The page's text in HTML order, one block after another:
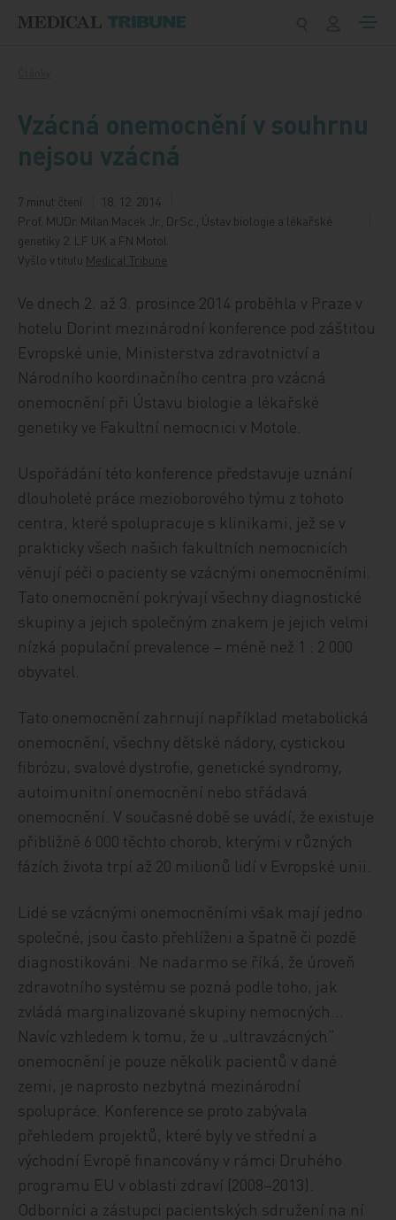
Vzácná onemocnění v souhrnu
nejsou vzácná
7 minut čtení
18. 12. 2014
Prof. MUDr. Milan Macek Jr., DrSc., Ústav biologie a lékařské
genetiky 2. LF UK a FN Motol
Vyšlo v titulu Medical Tribune
Ve dnech 2. až 3. prosince 2014 proběhla v Praze v
hotelu Dorint mezinárodní konference pod záštitou
Evropské unie, Ministerstva zdravotnictví a
Národního koordinačního centra pro vzácná
onemocnění při Ústavu biologie a lékařské
genetiky ve Fakultní nemocnici v Motole.
Uspořádání této konference představuje uznání
dlouholeté práce mezioborového týmu z tohoto
centra, které spolupracuje s klinikami, jež se v
prakticky všech našich fakultních nemocnicích
věnují péči o pacienty se vzácnými onemocněními.
Tato onemocnění pokrývají všechny diagnostické
skupiny a jejich společným znakem je jejich velmi
nízká populační prevalence – méně než 1 : 2 000
obyvatel.
Tato onemocnění zahrnují například metabolická
onemocnění, všechny dětské nádory, cystickou
fibrózu, svalové dystrofie, genetické syndromy,
autoimunitní onemocnění nebo střádavá
onemocnění. V současné době se uvádí, že existuje
přibližně 6 000 těchto chorob, kterými v různých
fázích života trpí až 20 milionů lidí v Evropské unii.
Lidé se vzácnými onemocněními však mají jedno
společné, jsou často přehlíženi a špatně či pozdě
diagnostikováni. Ne nadarmo se říká, že úroveň
zdravotního systému se pozná podle toho, jak
zvládá marginalizované skupiny nemocných…
Navíc vzhledem k tomu, že u „ultravzácných“
onemocnění je pouze několik pacientů v dané
zemi, je naprosto nezbytná mezinárodní
spolupráce. Konference se proto zabývala
přehledem projektů, které byly ve střední a
východní Evropě financovány v rámci Druhého
programu EU v oblasti zdraví (2008–2013).
Odborníci a zástupci pacientských sdružení na ní